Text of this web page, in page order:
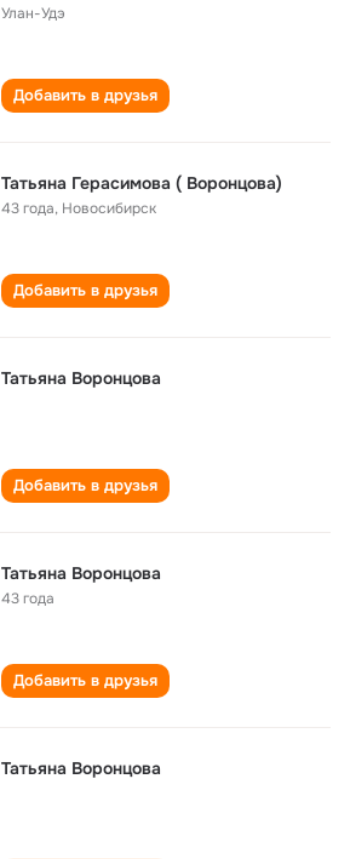
Улан-Удэ
Добавить в друзья
Татьяна Герасимова ( Воронцова)
43 года, Новосибирск
Добавить в друзья
Татьяна Воронцова
Добавить в друзья
Татьяна Воронцова
43 года
Добавить в друзья
Татьяна Воронцова